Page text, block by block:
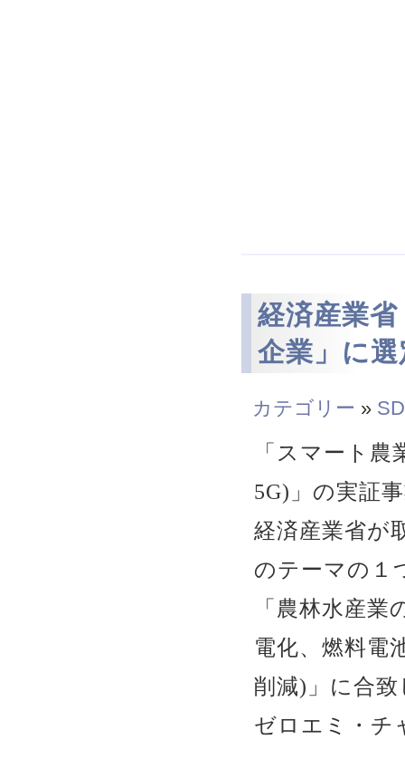
経済産業
企業」に
カテゴリー »
「スマート
5G)」の実証
経済産業省が
のテーマの１
「農林水産
電化、燃料電
削減)」に合致
ゼロエミ・チ